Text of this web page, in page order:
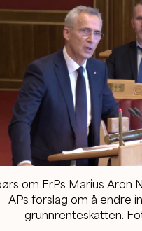
om FrPs Marius Aron
APs forslag om å endre
grunnrenteskatten.